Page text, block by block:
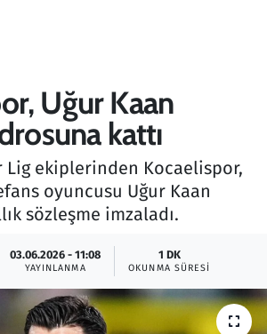
Uğur Kaan
kattı
Lig ekiplerinden Kocaelispor,
oyuncusu Uğur Kaan
sözleşme imzaladı.
03.06.2026 - 11:08
YAYINLANMA
1 DK
OKUNMA SÜRESI